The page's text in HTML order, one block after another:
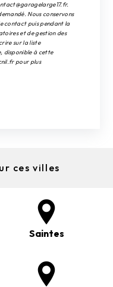
Nous conservons
contact puis pendant la
et de gestion des
sur la liste
disponible à cette
pour plus
ces villes
Saintes